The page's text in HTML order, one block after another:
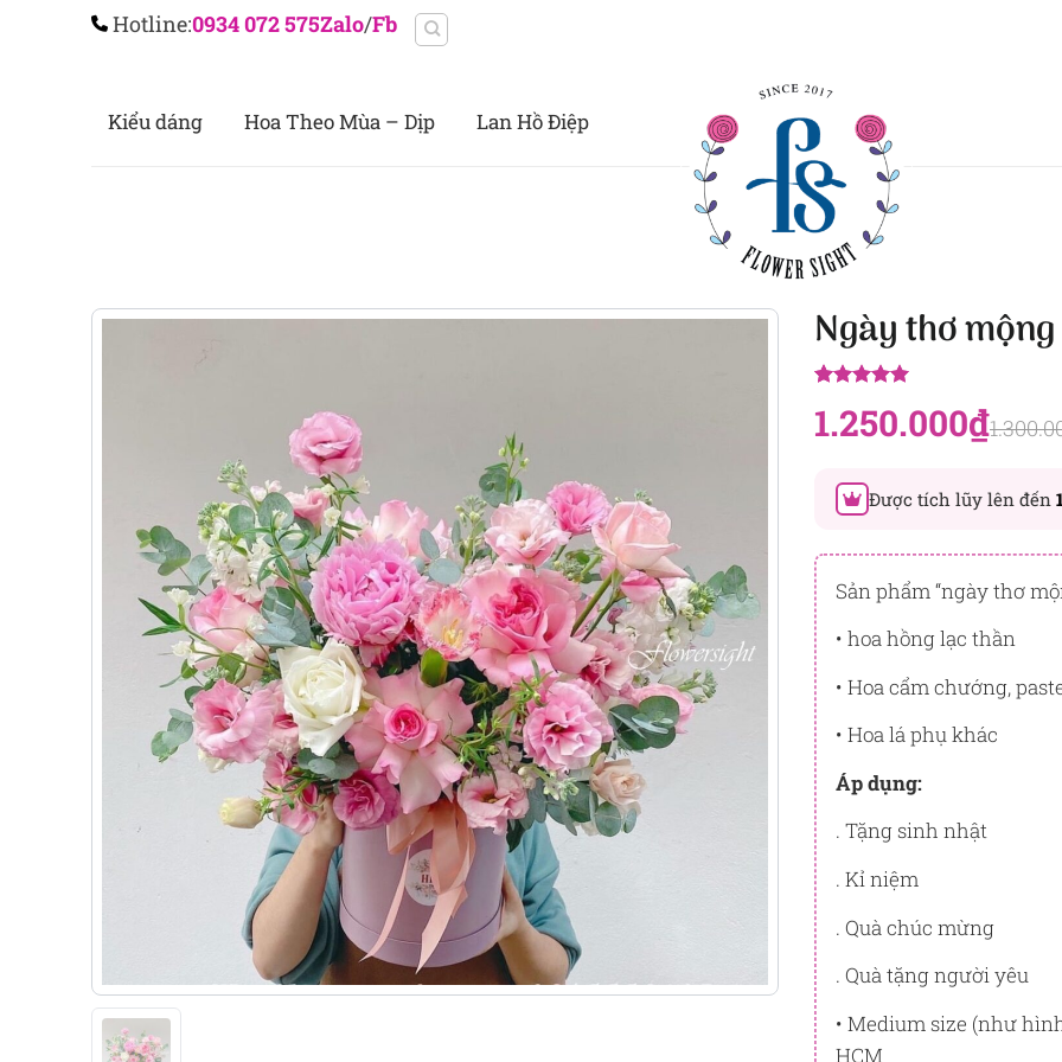
Hotline:0934 072 575Zalo/Fb
Kiểu dáng Hoa Theo Mùa – Dịp Lan Hồ Điệp
Ngày thơ mộng
dựa trên
đánh giá
1.250.000₫
Được tích lũy lên đến
Đây là số PointSight ước
tương ứng với quyền lợi
PointSight có giá trị dùng
Flowersight.
Đăng nhậphoặcĐăng ký
Sản phẩm “ngày thơ
• hoa hồng lạc thần
• Hoa cẩm chướng,
• Hoa lá phụ khác
Áp dụng:
. Tặng sinh nhật
. Kỉ niệm
. Quà chúc mừng
. Quà tặng người yêu
• Medium size (như
HCM